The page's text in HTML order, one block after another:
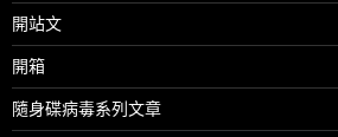
開站文
開箱
隨身碟病毒系列文章